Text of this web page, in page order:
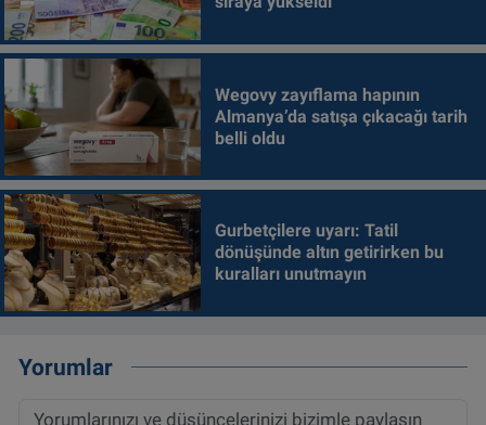
Wegovy zayıflama hapının
Almanya’da satışa çıkacağı tarih
belli oldu
Gurbetçilere uyarı: Tatil
dönüşünde altın getirirken bu
kuralları unutmayın
Yorumlar